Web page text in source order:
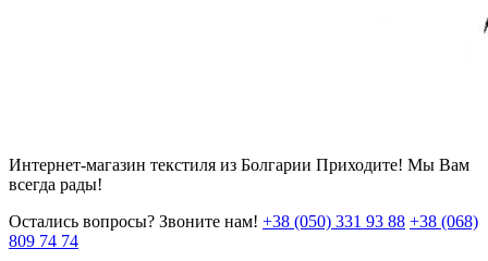
Интернет-магазин текстиля из Болгарии Приходите! Мы Вам
всегда рады!
Остались вопросы? Звоните нам! +38 (050) 331 93 88 +38 (068)
809 74 74